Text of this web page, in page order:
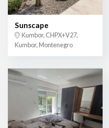
Sunscape
Kumbor, CHPX+V27,
Kumbor, Montenegro